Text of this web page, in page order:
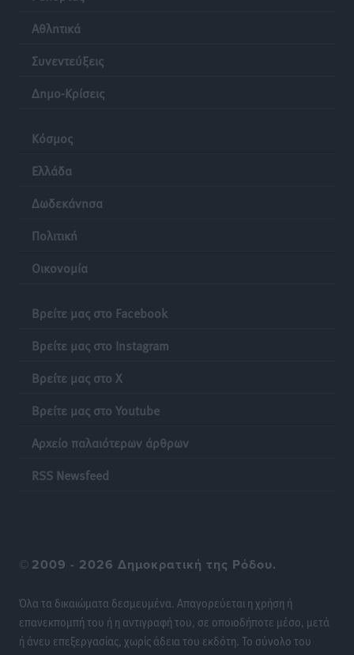
Αθλητικά
Συνεντεύξεις
Δημο-Κρίσεις
Κόσμος
Ελλάδα
Δωδεκάνησα
Πολιτική
Οικονομία
Βρείτε μας στο Facebook
Βρείτε μας στο Instagram
Βρείτε μας στο X
Βρείτε μας στο Youtube
Αρχείο παλαιότερων άρθρων
RSS Newsfeed
© 2009 - 2026 Δημοκρατική της Ρόδου.
Όλα τα δικαιώματα δεσμευμένα. Απαγορεύεται η χρήση ή
επανεκπομπή του ή η αντιγραφή του, σε οποιοδήποτε μέσο, μετά
ή άνευ επεξεργασίας, χωρίς άδεια του εκδότη. Το σύνολο του